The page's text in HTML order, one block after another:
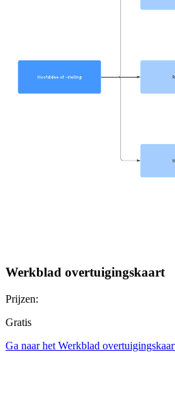
Werkblad overtuigingskaart
Prijzen:
Gratis
Ga naar het Werkblad